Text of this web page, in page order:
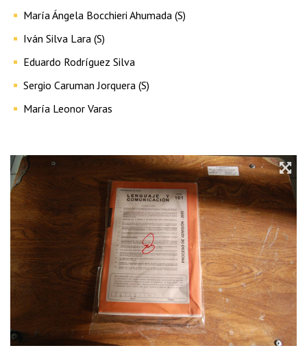
María Ángela Bocchieri Ahumada (S)
Iván Silva Lara (S)
Eduardo Rodríguez Silva
Sergio Caruman Jorquera (S)
María Leonor Varas